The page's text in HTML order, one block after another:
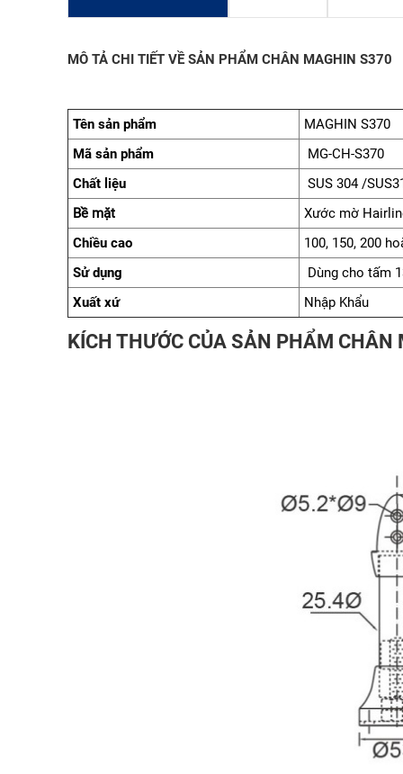
MÔ TẢ CHI TIẾT VỀ SẢN PHẨM CHÂN MAGHIN S370
Tên sản phẩm
MAGHIN S370
Mã sản phẩm
MG-CH-S370
Chất liệu
SUS 304 /
Bề mặt
Xước mờ
Chiều cao
100, 150, 200
Sử dụng
Dùng cho tấm
Xuất xứ
Nhập Khẩu
KÍCH THƯỚC CỦA SẢN PHẨM